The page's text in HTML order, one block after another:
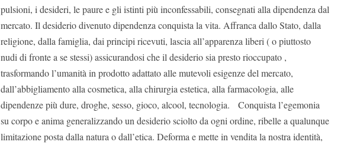
pulsioni, i desideri, le paure e gli istinti più inconfessabili, consegnati alla dipendenza dal
mercato. Il desiderio divenuto dipendenza conquista la vita. Affranca dallo Stato, dalla
religione, dalla famiglia, dai principi ricevuti, lascia all’apparenza liberi ( o piuttosto
nudi di fronte a se stessi) assicurandosi che il desiderio sia presto rioccupato ,
trasformando l’umanità in prodotto adattato alle mutevoli esigenze del mercato,
dall’abbigliamento alla cosmetica, alla chirurgia estetica, alla farmacologia, alle
dipendenze più dure, droghe, sesso, gioco, alcool, tecnologia. Conquista l’egemonia
su corpo e anima generalizzando un desiderio sciolto da ogni ordine, ribelle a qualunque
limitazione posta dalla natura o dall’etica. Deforma e mette in vendita la nostra identità,